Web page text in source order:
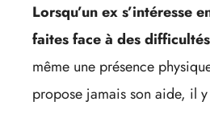
Lorsqu’un ex s’intéresse
faites face à des difficultés
même une présence
propose jamais son aide, il